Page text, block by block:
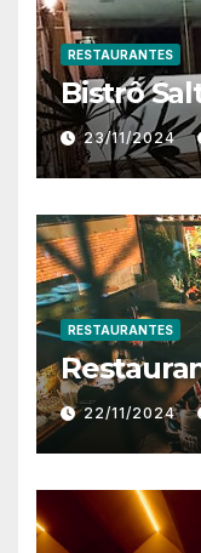
RESTAURANTES
Bistrô
23/11/2024
RESTAURANTES
22/11/2024